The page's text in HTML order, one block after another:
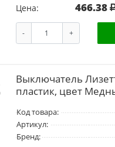
Цена: 466.38
- +
Выключатель
пластик, цвет
Код товара:
Артикул:
Бренд: